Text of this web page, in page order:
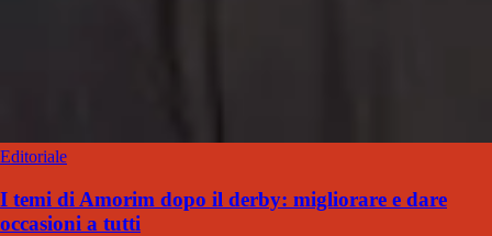
Editoriale
I temi di Amorim dopo il derby: migliorare e dare
occasioni a tutti